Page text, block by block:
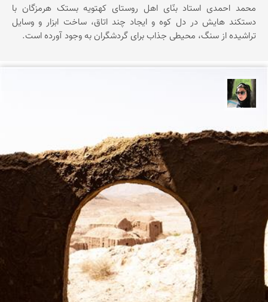
محمد احمدی استاد بنّای اهل روستای کهتویه بستک هرمزگان با
دستکند هایش در دل کوه و ایجاد چند اتاق، ساخت ابزار و وسایل
تراشیده از سنگ، محیطی جذاب برای گردشگران به وجود آورده است.